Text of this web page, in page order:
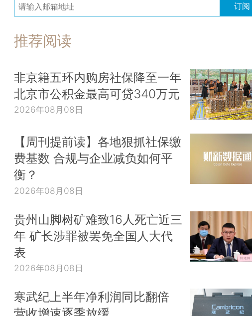
订阅
推荐阅读
非京籍五环内购房社保降至一年
北京市公积金最高可贷340万元
2026年08月08日
【周刊提前读】各地狠抓社保缴
费基数 合规与企业减负如何平
衡？
2026年08月08日
贵州山脚树矿难致16人死亡近三
年 矿长涉罪被罢免全国人大代
表
2026年08月08日
寒武纪上半年净利润同比翻倍